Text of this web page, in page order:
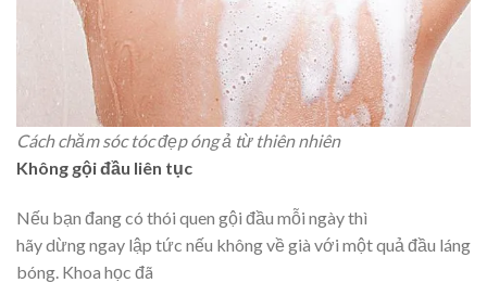
Cách chăm sóc tóc đẹp óng ả từ thiên nhiên
Không gội đầu liên tục
Nếu bạn đang có thói quen gội đầu mỗi ngày thì
hãy dừng ngay lập tức nếu không về già với một quả đầu láng
bóng. Khoa học đã